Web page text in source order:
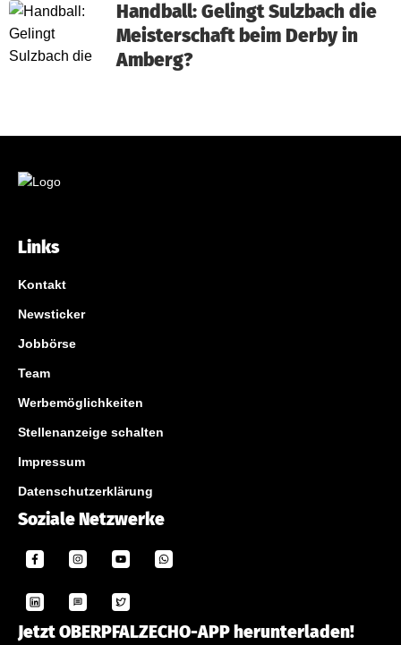
Handball: Gelingt Sulzbach die
Meisterschaft beim Derby in
Amberg?
Links
Kontakt
Newsticker
Jobbörse
Team
Werbemöglichkeiten
Stellenanzeige schalten
Impressum
Datenschutzerklärung
Soziale Netzwerke
Jetzt OBERPFALZECHO-APP herunterladen!